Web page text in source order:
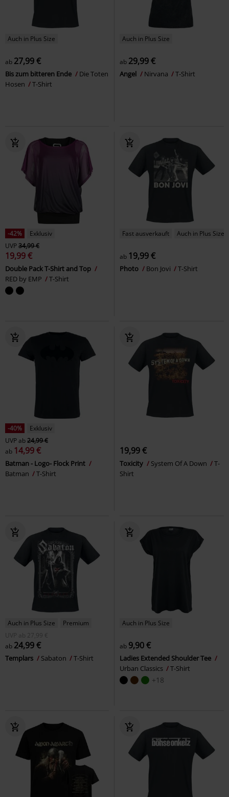
Auch in Plus Size
ab 27,99 €
Bis zum bitteren Ende
Die Toten
Hosen
T-Shirt
Auch in Plus Size
ab 29,99 €
Angel Nirvana T-Shirt
-42%
Exklusiv
UVP34,99 €
19,99 €
Double Pack T-Shirt and Top
RED by EMP
T-Shirt
Fast ausverkauft Auch in Plus Size
ab 19,99 €
Photo Bon Jovi T-Shirt
-40%
Exklusiv
UVPab24,99 €
ab 14,99 €
Batman - Logo- Flock Print
Batman
T-Shirt
19,99 €
Toxicity System Of A Down
T-
Shirt
Auch in Plus Size
Premium
UVP
ab 27,99 €
ab 24,99 €
Templars Sabaton T-Shirt
Auch in Plus Size
ab 9,90 €
Ladies Extended Shoulder Tee
Urban Classics
T-Shirt
+18